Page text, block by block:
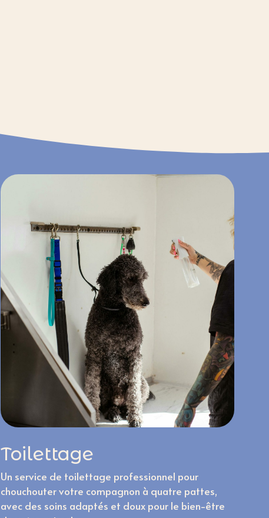
Toilettage
Un service de toilettage professionnel pour
chouchouter votre compagnon à quatre pattes,
avec des soins adaptés et doux pour le bien-être